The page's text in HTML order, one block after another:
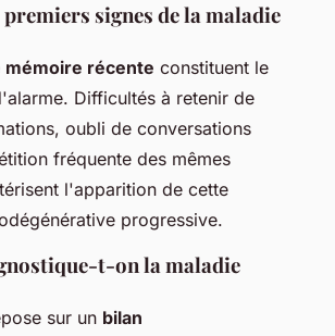
signes de la maladie
mémoire récente constituent le
Difficultés à retenir de
oubli de conversations
fréquente des mêmes
l'apparition de cette
progressive.
t-on la maladie
sur un bilan